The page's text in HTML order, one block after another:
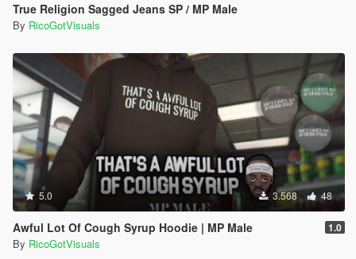
True Religion Sagged Jeans SP / MP Male
By RicoGotVisuals
5.0 3.568 48
Awful Lot Of Cough Syrup Hoodie | MP Male 1.0
By RicoGotVisuals